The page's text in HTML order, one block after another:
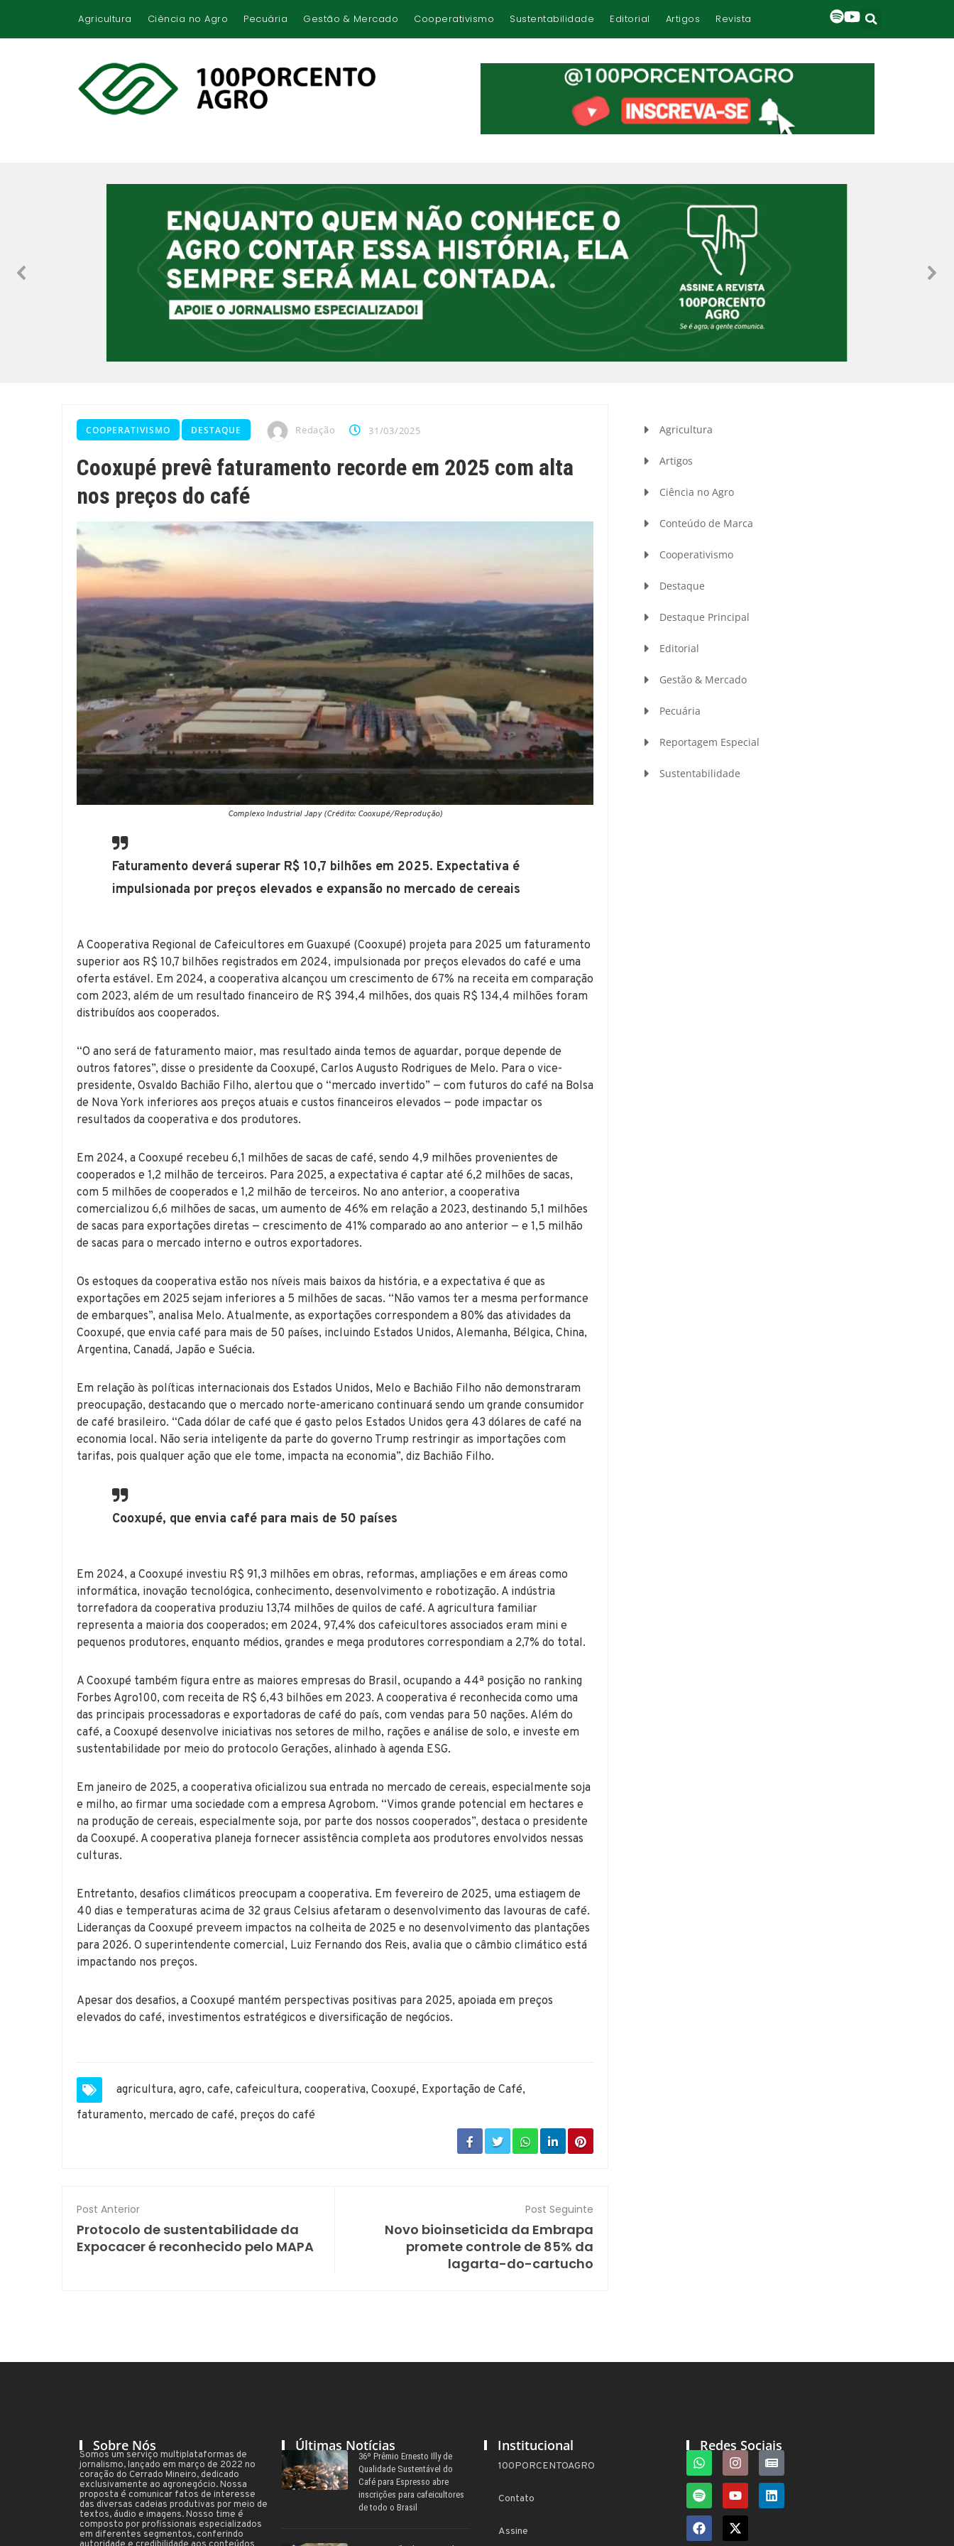
Agricultura Ciência no Agro Pecuária Gestão & Mercado Cooperativismo Sustentabilidade Editorial Artigos Revista
COOPERATIVISMO DESTAQUE Redação 31/03/2025
Cooxupé prevê faturamento recorde em 2025 com alta
nos preços do café
Complexo Industrial Japy (Crédito: Cooxupé/Reprodução)
Faturamento deverá superar R$ 10,7 bilhões em 2025. Expectativa é
impulsionada por preços elevados e expansão no mercado de cereais
A Cooperativa Regional de Cafeicultores em Guaxupé (Cooxupé) projeta para 2025 um faturamento
superior aos R$ 10,7 bilhões registrados em 2024, impulsionada por preços elevados do café e uma
oferta estável. Em 2024, a cooperativa alcançou um crescimento de 67% na receita em comparação
com 2023, além de um resultado financeiro de R$ 394,4 milhões, dos quais R$ 134,4 milhões foram
distribuídos aos cooperados.
“O ano será de faturamento maior, mas resultado ainda temos de aguardar, porque depende de
outros fatores”, disse o presidente da Cooxupé, Carlos Augusto Rodrigues de Melo. Para o vice-
presidente, Osvaldo Bachião Filho, alertou que o “mercado invertido” — com futuros do café na Bolsa
de Nova York inferiores aos preços atuais e custos financeiros elevados — pode impactar os
resultados da cooperativa e dos produtores.
Em 2024, a Cooxupé recebeu 6,1 milhões de sacas de café, sendo 4,9 milhões provenientes de
cooperados e 1,2 milhão de terceiros. Para 2025, a expectativa é captar até 6,2 milhões de sacas,
com 5 milhões de cooperados e 1,2 milhão de terceiros. No ano anterior, a cooperativa
comercializou 6,6 milhões de sacas, um aumento de 46% em relação a 2023, destinando 5,1 milhões
de sacas para exportações diretas — crescimento de 41% comparado ao ano anterior — e 1,5 milhão
de sacas para o mercado interno e outros exportadores.
Os estoques da cooperativa estão nos níveis mais baixos da história, e a expectativa é que as
exportações em 2025 sejam inferiores a 5 milhões de sacas. “Não vamos ter a mesma performance
de embarques”, analisa Melo. Atualmente, as exportações correspondem a 80% das atividades da
Cooxupé, que envia café para mais de 50 países, incluindo Estados Unidos, Alemanha, Bélgica, China,
Argentina, Canadá, Japão e Suécia.
Em relação às políticas internacionais dos Estados Unidos, Melo e Bachião Filho não demonstraram
preocupação, destacando que o mercado norte-americano continuará sendo um grande consumidor
de café brasileiro. “Cada dólar de café que é gasto pelos Estados Unidos gera 43 dólares de café na
economia local. Não seria inteligente da parte do governo Trump restringir as importações com
tarifas, pois qualquer ação que ele tome, impacta na economia”, diz Bachião Filho.
Cooxupé, que envia café para mais de 50 países
Em 2024, a Cooxupé investiu R$ 91,3 milhões em obras, reformas, ampliações e em áreas como
informática, inovação tecnológica, conhecimento, desenvolvimento e robotização. A indústria
torrefadora da cooperativa produziu 13,74 milhões de quilos de café. A agricultura familiar
representa a maioria dos cooperados; em 2024, 97,4% dos cafeicultores associados eram mini e
pequenos produtores, enquanto médios, grandes e mega produtores correspondiam a 2,7% do total.
A Cooxupé também figura entre as maiores empresas do Brasil, ocupando a 44ª posição no ranking
Forbes Agro100, com receita de R$ 6,43 bilhões em 2023. A cooperativa é reconhecida como uma
das principais processadoras e exportadoras de café do país, com vendas para 50 nações. Além do
café, a Cooxupé desenvolve iniciativas nos setores de milho, rações e análise de solo, e investe em
sustentabilidade por meio do protocolo Gerações, alinhado à agenda ESG.
Em janeiro de 2025, a cooperativa oficializou sua entrada no mercado de cereais, especialmente soja
e milho, ao firmar uma sociedade com a empresa Agrobom. “Vimos grande potencial em hectares e
na produção de cereais, especialmente soja, por parte dos nossos cooperados”, destaca o presidente
da Cooxupé. A cooperativa planeja fornecer assistência completa aos produtores envolvidos nessas
culturas.
Entretanto, desafios climáticos preocupam a cooperativa. Em fevereiro de 2025, uma estiagem de
40 dias e temperaturas acima de 32 graus Celsius afetaram o desenvolvimento das lavouras de café.
Lideranças da Cooxupé preveem impactos na colheita de 2025 e no desenvolvimento das plantações
para 2026. O superintendente comercial, Luiz Fernando dos Reis, avalia que o câmbio climático está
impactando nos preços.
Apesar dos desafios, a Cooxupé mantém perspectivas positivas para 2025, apoiada em preços
elevados do café, investimentos estratégicos e diversificação de negócios.
agricultura, agro, cafe, cafeicultura, cooperativa, Cooxupé, Exportação de Café,
faturamento, mercado de café, preços do café
Post Anterior
Protocolo de sustentabilidade da
Expocacer é reconhecido pelo MAPA
Post Seguinte
Novo bioinseticida da Embrapa
promete controle de 85% da
lagarta-do-cartucho
Agricultura
Artigos
Ciência no Agro
Conteúdo de Marca
Cooperativismo
Destaque
Destaque Principal
Editorial
Gestão & Mercado
Pecuária
Reportagem Especial
Sustentabilidade
Sobre Nós
Somos um serviço multiplataformas de
jornalismo, lançado em março de 2022 no
coração do Cerrado Mineiro, dedicado
exclusivamente ao agronegócio. Nossa
proposta é comunicar fatos de interesse
das diversas cadeias produtivas por meio de
textos, áudio e imagens. Nosso time é
composto por profissionais especializados
em diferentes segmentos, conferindo
Últimas Notícias
36º Prêmio Ernesto Illy de
Qualidade Sustentável do
Café para Espresso abre
inscrições para cafeicultores
de todo o Brasil
Institucional
100PORCENTOAGRO
Contato
Assine
Redes Sociais